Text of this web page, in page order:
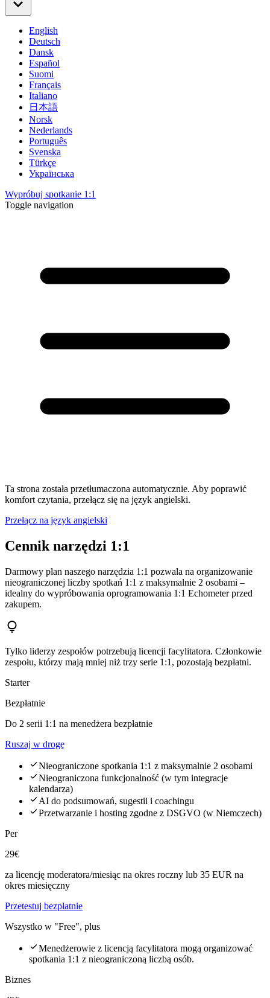
English
Deutsch
Dansk
Español
Suomi
Français
Italiano
日本語
Norsk
Nederlands
Português
Svenska
Türkçe
Українська
Wypróbuj spotkanie 1:1
Toggle navigation
Ta strona została przetłumaczona automatycznie. Aby poprawić
komfort czytania, przełącz się na język angielski.
Przełącz na język angielski
Cennik narzędzi 1:1
Darmowy plan naszego narzędzia 1:1 pozwala na organizowanie
nieograniczonej liczby spotkań 1:1 z maksymalnie 2 osobami –
idealny do wypróbowania oprogramowania 1:1 Echometer przed
zakupem.
Tylko liderzy zespołów potrzebują licencji facylitatora. Członkowie
zespołu, którzy mają mniej niż trzy serie 1:1, pozostają bezpłatni.
Starter
Bezpłatnie
Do 2 serii 1:1 na menedżera bezpłatnie
Ruszaj w drogę
Nieograniczone spotkania 1:1 z maksymalnie 2 osobami
Nieograniczona funkcjonalność (w tym integracje
kalendarza)
AI do podsumowań, sugestii i coachingu
Przetwarzanie i hosting zgodne z DSGVO (w Niemczech)
Per
29€
za licencję moderatora/miesiąc na okres roczny lub 35 EUR na
okres miesięczny
Przetestuj bezpłatnie
Wszystko w "Free", plus
Menedżerowie z licencją facylitatora mogą organizować
spotkania 1:1 z nieograniczoną liczbą osób.
Biznes